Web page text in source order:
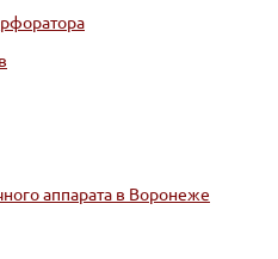
аппарата в Воронеже